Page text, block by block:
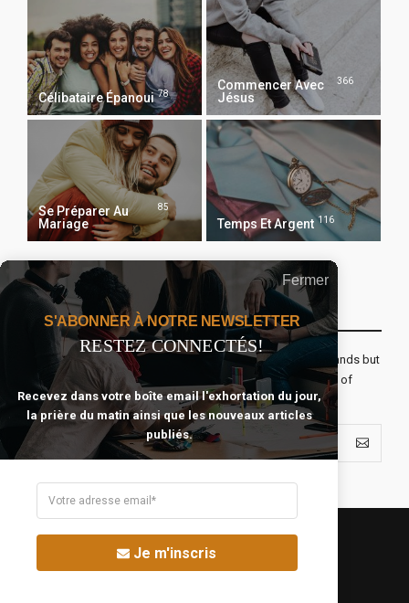
Célibataire Épanoui 78
Commencer Avec
Jésus
366
Se Préparer Au
Mariage
85
Temps Et Argent 116
Recevoir Notre Newsletter Chaque Matin
The real voyage of discovery consists not in seeking new lands but
seeing with new eyes. All journeys have secret destinations of
which the traveler is unaware.
Fermer
S'ABONNER À NOTRE NEWSLETTER
RESTEZ CONNECTÉS!
Recevez dans votre boîte email l'exhortation du jour,
la prière du matin ainsi que les nouveaux articles
publiés.
Je m'inscris